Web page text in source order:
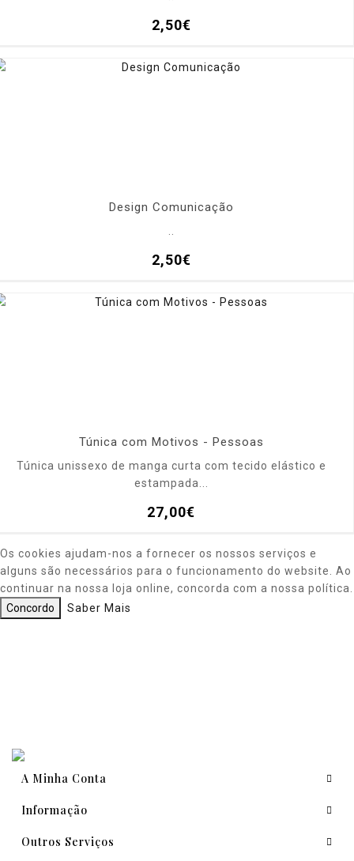
2,50€
Design Comunicação
2,50€
Túnica com Motivos - Pessoas
Túnica unissexo de manga curta com tecido elástico e
estampada...
27,00€
Os cookies ajudam-nos a fornecer os nossos serviços e
alguns são necessários para o funcionamento do website. Ao
continuar na nossa loja online, concorda com a nossa política.
Concordo
Saber Mais
A Minha Conta
Informação
Outros Serviços